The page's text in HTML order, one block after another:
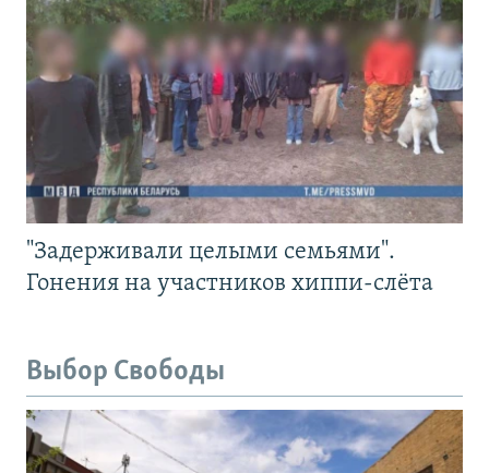
"Задерживали целыми семьями".
Гонения на участников хиппи-слёта
Выбор Свободы